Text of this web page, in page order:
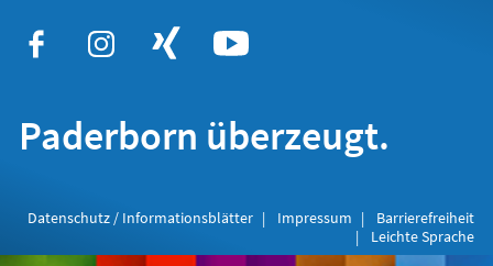
Paderborn überzeugt.
Datenschutz / Informationsblätter Impressum
Barrierefreiheit
Leichte Sprache